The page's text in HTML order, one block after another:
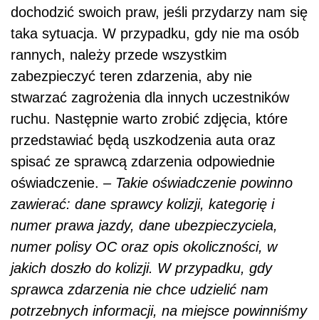
dochodzić swoich praw, jeśli przydarzy nam się
taka sytuacja. W przypadku, gdy nie ma osób
rannych, należy przede wszystkim
zabezpieczyć teren zdarzenia, aby nie
stwarzać zagrożenia dla innych uczestników
ruchu. Następnie warto zrobić zdjęcia, które
przedstawiać będą uszkodzenia auta oraz
spisać ze sprawcą zdarzenia odpowiednie
oświadczenie. – Takie oświadczenie powinno
zawierać: dane sprawcy kolizji, kategorię i
numer prawa jazdy, dane ubezpieczyciela,
numer polisy OC oraz opis okoliczności, w
jakich doszło do kolizji. W przypadku, gdy
sprawca zdarzenia nie chce udzielić nam
potrzebnych informacji, na miejsce powinniśmy